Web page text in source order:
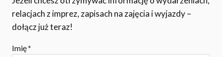
relacjach z imprez, zapisach na zajęcia i wyjazdy –
dołącz już teraz!
Imię*